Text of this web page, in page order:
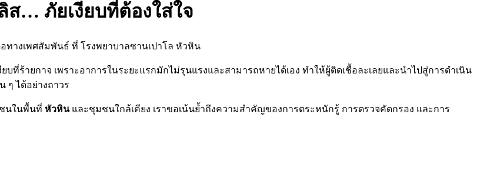
ส… ภัยเงียบที่ต้องใส่ใจ
างเพศสัมพันธ์ ที่ โรงพยาบาลซานเปาโล หัวหิน
ยบที่ร้ายกาจ เพราะอาการในระยะแรกมักไม่รุนแรงและสามารถหายได้เอง ทำให้ผู้ติดเชื้อละเลยและนำไปสู่การดำเนิน
ๆ ได้อย่างถาวร
นในพื้นที่ หัวหินและชุมชนใกล้เคียง เราขอเน้นย้ำถึงความสำคัญของการตระหนักรู้ การตรวจคัดกรอง และการ